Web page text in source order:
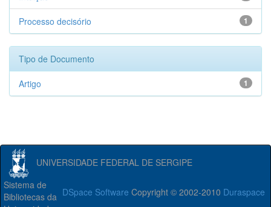
1
Processo decisório
Tipo de Documento
1
Artigo
UNIVERSIDADE FEDERAL DE SERGIPE
DSpace Software Copyright © 2002-2010 Duraspace
Sistema de
Bibliotecas da